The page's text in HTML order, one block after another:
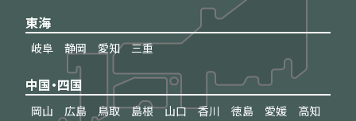
東海
岐阜 静岡 愛知 三重
中国・四国
岡山 広島 鳥取 島根 山口 香川 徳島 愛媛 高知